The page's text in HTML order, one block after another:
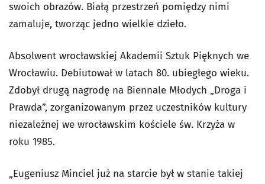
swoich obrazów. Białą przestrzeń pomiędzy nimi
zamaluje, tworząc jedno wielkie dzieło.
Absolwent wrocławskiej Akademii Sztuk Pięknych we
Wrocławiu. Debiutował w latach 80. ubiegłego wieku.
Zdobył drugą nagrodę na Biennale Młodych „Droga i
Prawda”, zorganizowanym przez uczestników kultury
niezależnej we wrocławskim kościele św. Krzyża w
roku 1985.
„Eugeniusz Minciel już na starcie był w stanie takiej